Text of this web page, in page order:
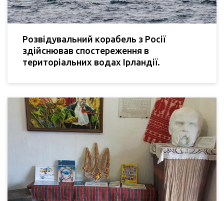
Розвідувальний корабель з Росії
здійснював спостереження в
територіальних водах Ірландії.